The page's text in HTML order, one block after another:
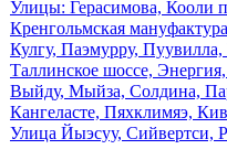
Улицы: Герасимова, Кооли
Кренгольмская мануфактура
Кулгу, Паэмурру, Пуувилла,
Таллинское шоссе,
Выйду, Мыйза, Солдина,
Кангеласте, Пяхклимяэ,
Улица Йыэсуу, Сийвертси,